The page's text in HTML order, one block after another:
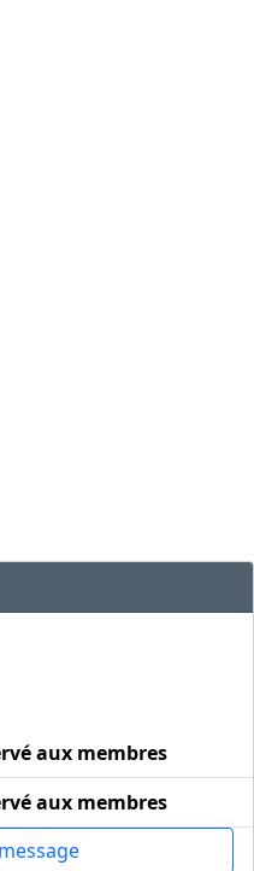
aux membres
aux membres